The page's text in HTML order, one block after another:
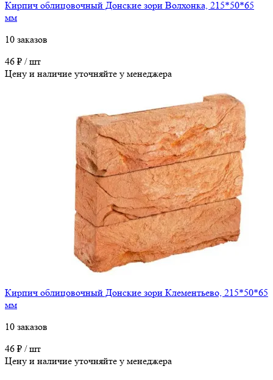
Кирпич облицовочный Донские зори Волхонка, 215*50*65
мм
10 заказов
46 ₽ / шт
Цену и наличие уточняйте у менеджера
Кирпич облицовочный Донские зори Клементьево, 215*50*65
мм
10 заказов
46 ₽ / шт
Цену и наличие уточняйте у менеджера